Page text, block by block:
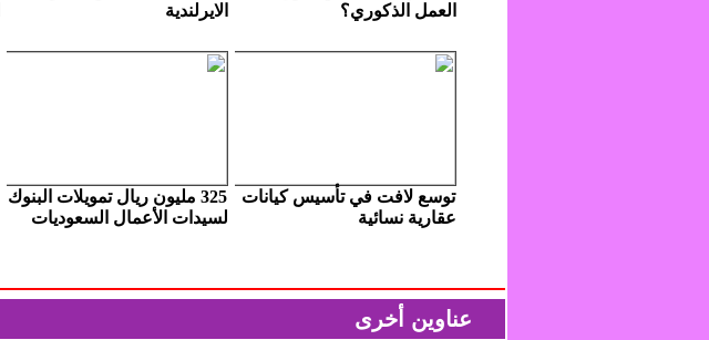
العمل الذكوري؟
الايرلندية
توسع لافت في تأسيس كيانات
عقارية نسائية
325 مليون ريال تمويلات البنوك
لسيدات الأعمال السعوديات
عناوين أخرى